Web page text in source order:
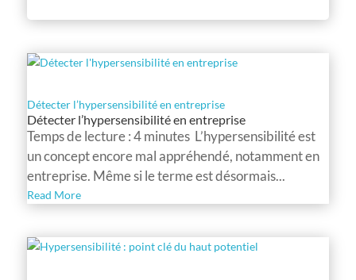
Détecter l’hypersensibilité en entreprise
Détecter l’hypersensibilité en entreprise
Temps de lecture : 4 minutes L’hypersensibilité est
un concept encore mal appréhendé, notamment en
entreprise. Même si le terme est désormais...
Read More